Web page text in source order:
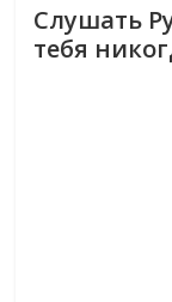
Слушать
тебя